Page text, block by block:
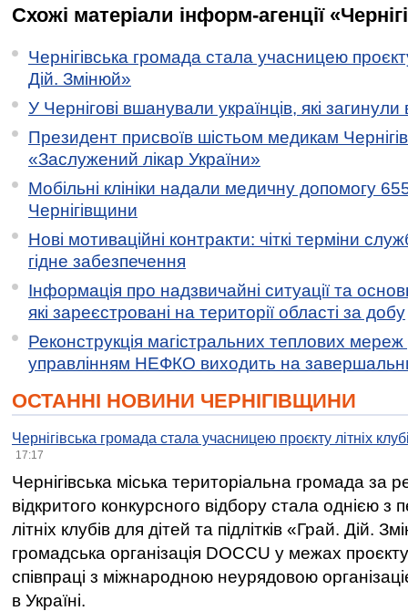
Схожі матеріали інформ-агенції
Чернігівська громада стала учасницею
Дій. Змінюй»
У Чернігові вшанували українців, які загинули
Президент присвоїв шістьом медикам
«Заслужений лікар України»
Мобільні клініки надали медичну допомогу
Чернігівщини
Нові мотиваційні контракти: чіткі терміни
гідне забезпечення
Інформація про надзвичайні ситуації та
які зареєстровані на території області за добу
Реконструкція магістральних теплових мереж
управлінням НЕФКО виходить на
ОСТАННІ НОВИНИ ЧЕРНІГІВЩИНИ
Чернігівська громада стала учасницею проєкту літніх
17:17
Чернігівська міська територіальна громада за
відкритого конкурсного відбору стала однією
літніх клубів для дітей та підлітків «Грай. Дій.
громадська організація DOCCU у межах
співпраці з міжнародною неурядовою
в Україні.